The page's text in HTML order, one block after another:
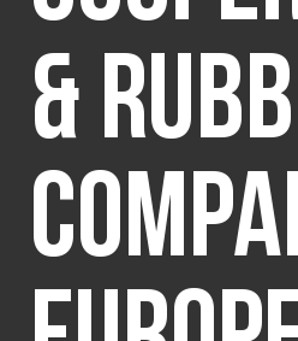
&